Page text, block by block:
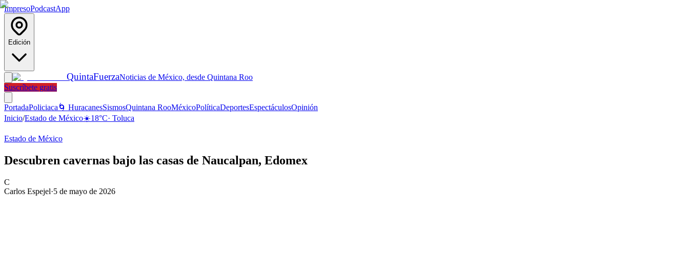
ImpresoPodcastApp
Edición
QuintaFuerzaNoticias de México, desde Quintana Roo
Suscríbete gratis
PortadaPoliciaca 🌀 HuracanesSismosQuintana RooMéxicoPolíticaDeportesEspectáculosOpinión
Inicio/Estado de México☀️18°C· Toluca
Estado de México
Descubren cavernas bajo las casas de Naucalpan, Edomex
C
Carlos Espejel·5 de mayo de 2026